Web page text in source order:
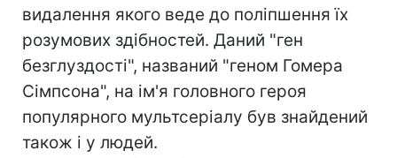
видалення якого веде до поліпшення їх
розумових здібностей. Даний "ген
безглуздості", названий "геном Гомера
Сімпсона", на ім'я головного героя
популярного мультсеріалу був знайдений
також і у людей.